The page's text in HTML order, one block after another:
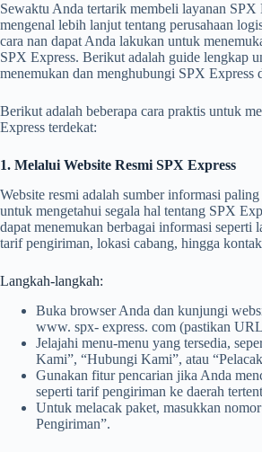
Sewaktu Anda tertarik membeli layanan SPX
mengenal lebih lanjut tentang perusahaan
cara nan dapat Anda lakukan untuk
SPX Express. Berikut adalah guide lengkap
menemukan dan menghubungi SPX Express
Berikut adalah beberapa cara praktis untuk
Express terdekat:
1. Melalui Website Resmi SPX Express
Website resmi adalah sumber informasi
untuk mengetahui segala hal tentang SPX
dapat menemukan berbagai informasi seperti
tarif pengiriman, lokasi cabang, hingga
Langkah-langkah:
Buka browser Anda dan kunjungi
www. spx- express. com (pastikan
Jelajahi menu-menu yang tersedia,
Kami”, “Hubungi Kami”, atau
Gunakan fitur pencarian jika Anda
seperti tarif pengiriman ke daerah
Untuk melacak paket, masukkan
Pengiriman”.